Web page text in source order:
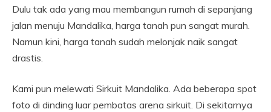
Dulu tak ada yang mau membangun rumah di sepanjang
jalan menuju Mandalika, harga tanah pun sangat murah.
Namun kini, harga tanah sudah melonjak naik sangat
drastis.
Kami pun melewati Sirkuit Mandalika. Ada beberapa spot
foto di dinding luar pembatas arena sirkuit. Di sekitarnya